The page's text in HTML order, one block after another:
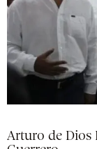
Arturo de Dios